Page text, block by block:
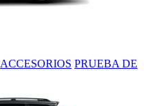
ACCESORIOS PRUEBA DE